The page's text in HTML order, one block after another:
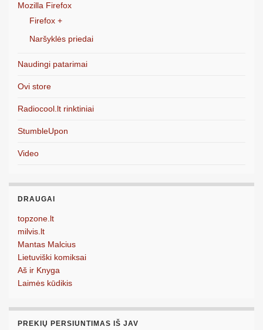
Mozilla Firefox
Firefox +
Naršyklės priedai
Naudingi patarimai
Ovi store
Radiocool.lt rinktiniai
StumbleUpon
Video
DRAUGAI
topzone.lt
milvis.lt
Mantas Malcius
Lietuviški komiksai
Aš ir Knyga
Laimės kūdikis
PREKIŲ PERSIUNTIMAS IŠ JAV